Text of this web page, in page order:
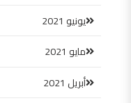
يونيو 2021
مايو 2021
أبريل 2021